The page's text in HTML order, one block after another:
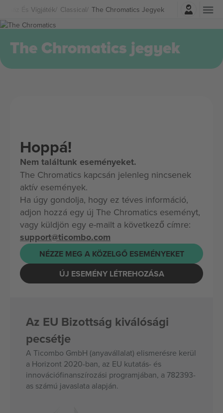
És Vígjáték Classical The Chromatics Jegyek
Belépés
The Chromatics jegyek
Hoppá!
Nem találtunk eseményeket.
The Chromatics kapcsán jelenleg nincsenek
aktív események.
Ha úgy gondolja, hogy ez téves információ,
adjon hozzá egy új The Chromatics eseményt,
vagy küldjön egy e-mailt a következő címre:
support@ticombo.com
NÉZZE MEG A KÖZELGŐ ESEMÉNYEKET
ÚJ ESEMÉNY LÉTREHOZÁSA
Az EU Bizottság kiválósági
pecsétje
A Ticombo GmbH (anyavállalat) elismerésre kerül
a Horizont 2020-ban, az EU kutatás- és
innovációfinanszírozási programjában, a 782393-
as számú javaslata alapján.